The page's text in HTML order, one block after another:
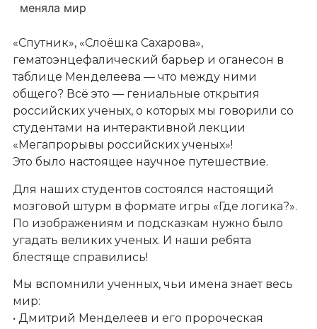
меняла мир
«Спутник», «Слоёшка Сахарова»,
гематоэнцефалический барьер и оганесон в
таблице Менделеева — что между ними
общего? Всё это — гениальные открытия
российских ученых, о которых мы говорили со
студентами на интерактивной лекции
«Мегапрорывы российских ученых»!
Это было настоящее научное путешествие.
Для наших студентов состоялся настоящий
мозговой штурм в формате игры «Где логика?».
По изображениям и подсказкам нужно было
угадать великих ученых. И наши ребята
блестяще справились!
Мы вспомнили ученных, чьи имена знает весь
мир:
• Дмитрий Менделеев и его пророческая